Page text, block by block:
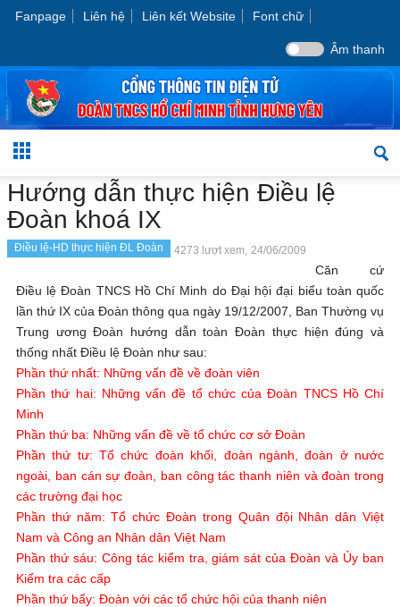
Fanpage Liên hệ Liên kết Website Font chữ
Âm thanh
Hướng dẫn thực hiện Điều lệ
Đoàn khoá IX
Điều lệ-HD thực hiện ĐL Đoàn 4273 lượt xem, 24/06/2009
Căn cứ
Điều lệ Đoàn TNCS Hồ Chí Minh do Đại hội đại biểu toàn quốc
lần thứ IX của Đoàn thông qua ngày 19/12/2007, Ban Thường vụ
Trung ương Đoàn hướng dẫn toàn Đoàn thực hiện đúng và
thống nhất Điều lệ Đoàn như sau:
Phần thứ nhất: Những vấn đề về đoàn viên
Phần thứ hai: Những vấn đề tổ chức của Đoàn TNCS Hồ Chí
Minh
Phần thứ ba: Những vấn đề về tổ chức cơ sở Đoàn
Phần thứ tư:Tổ chức đoàn khối, đoàn ngành, đoàn ở nước
ngoài, ban cán sự đoàn, ban công tác thanh niên và đoàn trong
các trường đại học
Phần thứ năm: Tổ chức Đoàn trong Quân đội Nhân dân Việt
Nam và Công an Nhân dân Việt Nam
Phần thứ sáu: Công tác kiểm tra, giám sát của Đoàn và Ủy ban
Kiểm tra các cấp
Phần thứ bẩy: Đoàn với các tổ chức hội của thanh niên